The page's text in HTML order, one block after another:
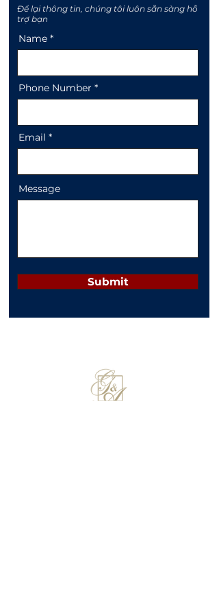
Để lại thông tin, chúng tôiluôn sẵn sàng hỗ
trợ bạn
Name
Phone Number
Email
Message
Submit